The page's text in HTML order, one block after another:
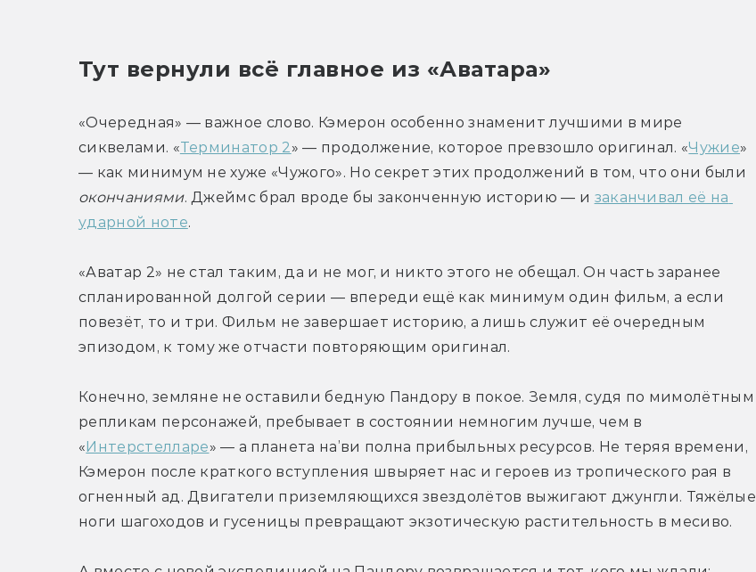
Тут вернули всё главное из «Аватара»
«Очередная» — важное слово. Кэмерон особенно знаменит лучшими в мире
сиквелами. «Терминатор 2» — продолжение, которое превзошло оригинал. «Чужие»
окончаниями. Джеймс брал вроде бы законченную историю — и заканчивал её на
ударной ноте.
«Аватар 2» не стал таким, да и не мог, и никто этого не обещал. Он часть заранее
спланированной долгой серии — впереди ещё как минимум один фильм, а если
повезёт, то и три. Фильм не завершает историю, а лишь служит её очередным
эпизодом, к тому же отчасти повторяющим оригинал.
Конечно, земляне не оставили бедную Пандору в покое. Земля, судя по мимолётным
репликам персонажей, пребывает в состоянии немногим лучше, чем в
«Интерстелларе» — а планета на’ви полна прибыльных ресурсов. Не теряя времени,
Кэмерон после краткого вступления швыряет нас и героев из тропического рая в
огненный ад. Двигатели приземляющихся звездолётов выжигают джунгли. Тяжёлые
ноги шагоходов и гусеницы превращают экзотическую растительность в месиво.